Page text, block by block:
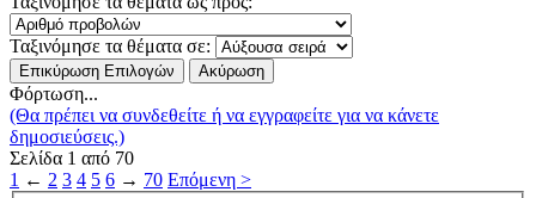
Ταξινόμησε τα θέματα σε:
Φόρτωση...
(Θα πρέπει να συνδεθείτε ή να εγγραφείτε για να κάνετε
δημοσιεύσεις.)
Σελίδα 1 από 70
1 ← 2 3 4 5 6 → 70 Επόμενη >